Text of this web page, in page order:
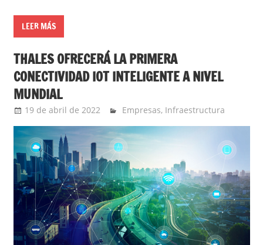
LEER MÁS
THALES OFRECERÁ LA PRIMERA
CONECTIVIDAD IOT INTELIGENTE A NIVEL
MUNDIAL
19 de abril de 2022 Ernesto Herrera
Empresas, Infraestructura